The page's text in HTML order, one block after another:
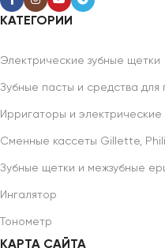
КАТЕГОРИИ
Электрические зубные щетки
Зубные пасты и средства для
Ирригаторы и электрические
Сменные кассеты Gillette,
Зубные щетки и межзубные
Ингалятор
Тонометр
КАРТА САЙТА